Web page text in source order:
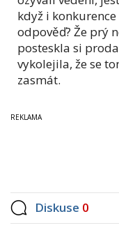
když i
odpověď? Že prý
posteskla si
vykolejila, že se
zasmát.
Diskuse 0